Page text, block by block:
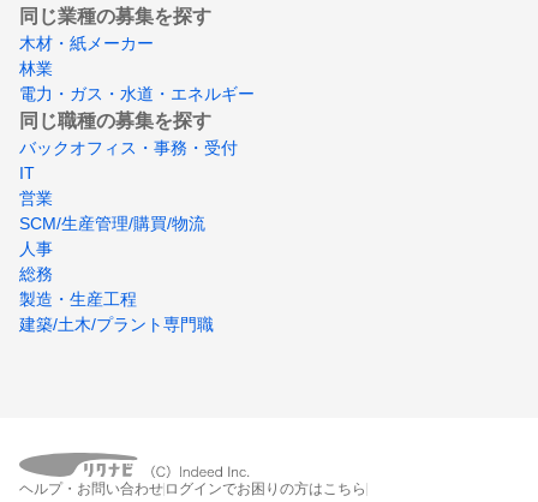
同じ業種の募集を探す
木材・紙メーカー
林業
電力・ガス・水道・エネルギー
同じ職種の募集を探す
バックオフィス・事務・受付
IT
営業
SCM/生産管理/購買/物流
人事
総務
製造・生産工程
建築/土木/プラント専門職
ヘルプ・お問い合わせ ログインでお困りの方はこちら